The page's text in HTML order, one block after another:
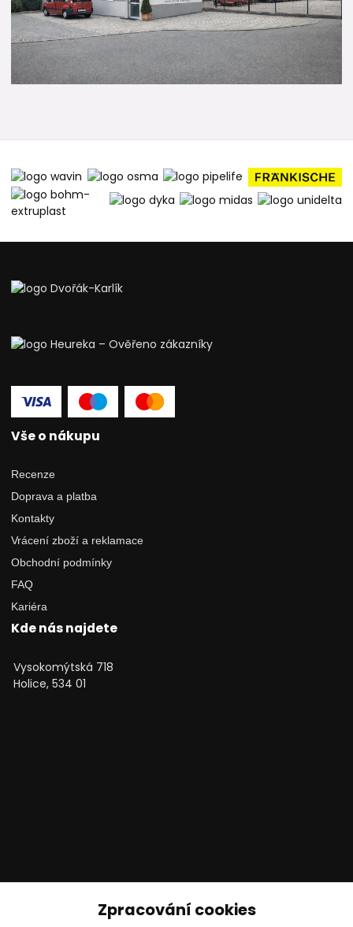
Vše o nákupu
Recenze
Doprava a platba
Kontakty
Vrácení zboží a reklamace
Obchodní podmínky
FAQ
Kariéra
Kde nás najdete
Vysokomýtská 718
Holice, 534 01
Technické poradenstvíZpracování cookies